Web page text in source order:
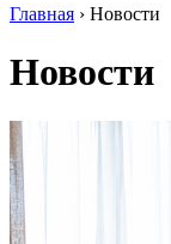
Главная › Новости
Новости